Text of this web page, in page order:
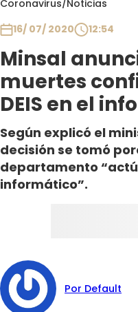
Coronavirus/Noticias
16/ 07/ 2020
12:54
Minsal
muertes
DEIS en el
Según explicó el
decisión se tomó
departamento
informático”.
Por Default
Club De La Comedia
Contigo en Directo
Plan Perfecto
El Tiempo
Sabingo
Todos Los